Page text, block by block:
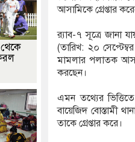
আসামিকে গ্রেপ্তার
র‍্যাব-৭ সূত্রে জানা
(তারিখ: ২০
মামলার পলাতক
করছেন।
এমন তথ্যের
বায়েজিদ বোস্তামী
তাকে গ্রেপ্তার করে।